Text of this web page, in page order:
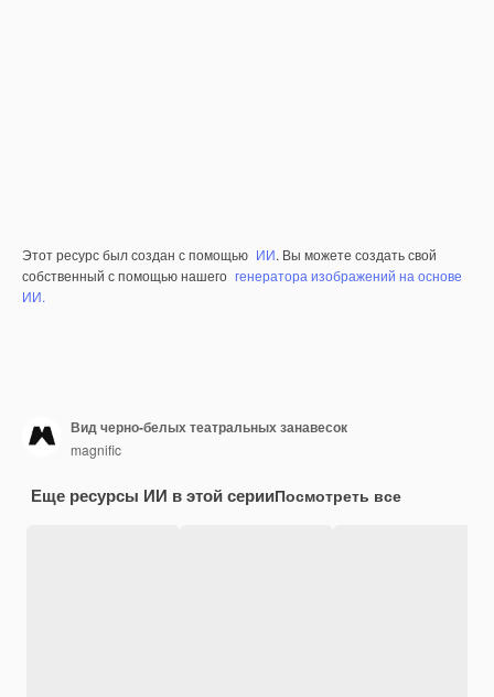
Этот ресурс был создан с помощью ИИ. Вы можете создать свой
собственный с помощью нашего генератора изображений на основе
ИИ.
Вид черно-белых театральных занавесок
magnific
Еще ресурсы ИИ в этой серииПосмотреть все